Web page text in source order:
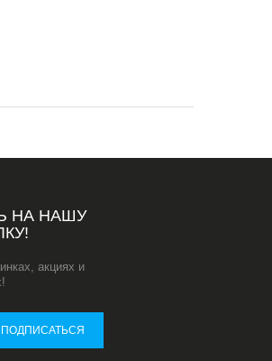
НА НАШУ
акциях и
ПОДПИСАТЬСЯ